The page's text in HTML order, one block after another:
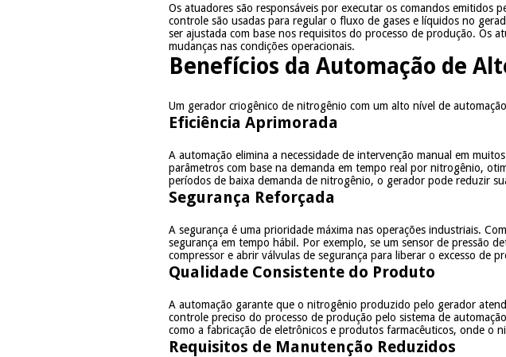
Os atuadores são responsáveis por executar os comandos emitidos
controle são usadas para regular o fluxo de gases e líquidos no
ser ajustada com base nos requisitos do processo de produção. Os
mudanças nas condições operacionais.
Benefícios da Automação de
Um gerador criogênico de nitrogênio com um alto nível de
Eficiência Aprimorada
A automação elimina a necessidade de intervenção manual em
parâmetros com base na demanda em tempo real por nitrogênio,
períodos de baixa demanda de nitrogênio, o gerador pode reduzir
Segurança Reforçada
A segurança é uma prioridade máxima nas operações industriais.
segurança em tempo hábil. Por exemplo, se um sensor de pressão
compressor e abrir válvulas de segurança para liberar o excesso de
Qualidade Consistente do Produto
A automação garante que o nitrogênio produzido pelo gerador
controle preciso do processo de produção pelo sistema de
como a fabricação de eletrônicos e produtos farmacêuticos, onde o
Requisitos de Manutenção Reduzidos